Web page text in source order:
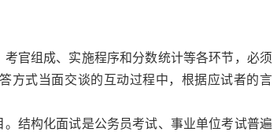
官组成、实施程序和分数统计等各环节，必须
方式当面交谈的互动过程中，根据应试者的言
结构化面试是公务员考试、事业单位考试普遍